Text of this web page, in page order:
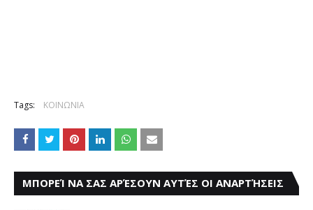
Tags: ΚΟΙΝΩΝΙΑ
ΜΠΟΡΕΊ ΝΑ ΣΑΣ ΑΡΈΣΟΥΝ ΑΥΤΈΣ ΟΙ ΑΝΑΡΤΉΣΕΙΣ